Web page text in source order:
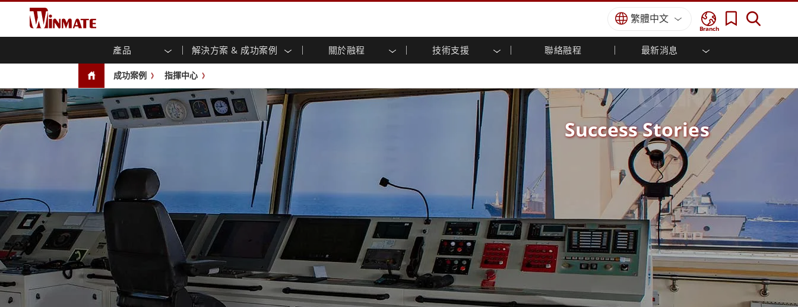
Branch
繁體中文
產品 解決方案 & 成功案例 關於融程 技術支援 聯絡融程 最新消息
企業移動通訊電腦
強固觸控筆記型電腦
強固型平板控制器
手持行動電腦
Windows強固型平板電腦
Android系統強固型平板電腦
超強固型平板電腦
無線電 PoC
邊緣運算人工智慧移動電腦
多點觸控 (投射電
容)
開放式架構
機箱式
面板安裝
前面板IP65
PoE觸控
USB Type-C
不銹鋼系列
戶外顯示器
人機介面 (投射電容觸控)
工業電腦 (投射電容觸控)
工業電腦 (電阻觸控)
G-WIN系列 / IP67設計
長條形數位電子看板
邊緣運算人工智慧工業電腦
國防等級強固觸控筆記型電腦
國防等級強固型平板電腦
國防等級超強固型平板電腦
國防等級工業電腦
國防等級顯示器 / NVIS 顯示器
車載電腦
Windows車載電腦
Android車載電腦
車載平板電腦
嵌入式解決方案
嵌入式電腦 / IP65 防水強固型電腦
工業物聯網閘道器
無線電閘道器
More
醫管等級
醫管等級強固型平板電腦
醫管等級工業電腦
醫管等級顯示器
船舶等級工業電腦
船舶等級顯示器
船舶等級嵌入式電腦
More
強固型機器人控制器
邊緣運算人工智慧移動電腦
石油和天然氣, ATEX等級
ATEX等級強固型平板電腦
人工智慧電腦
邊緣運算人工智慧移動電腦
不鏽鋼工業電腦
強固型機器人控制器
農業機械解決方案
交通運輸解決方案 食品藥廠解決方案
船舶解決方案
公共安全解決方案
工業物聯網解決方案 倉儲物流解決方案
軍事國防解決方案
基礎建設解決方案
智慧型機器人系統解決方案 衛生保健解決方案
綠能減碳解決方案
自助服務亭解決方案
政府解决方案 重工業解決方案
金屬和採礦解決方案
智慧充電站解决方案
成功案例
關於融程
保證聲明
行銷入口網站
文件共享
最新產品
展會活動
Youtube頻道 虛擬實境展會
專業認證／符合標準
核心技術
部落格
成功案例 指揮中心
Success Stories